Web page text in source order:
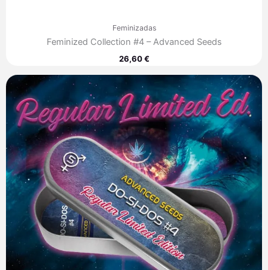
Feminizadas
Feminized Collection #4 – Advanced Seeds
26,60€